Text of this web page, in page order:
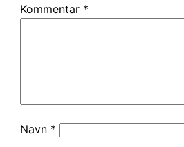
Kommentar *
Navn *